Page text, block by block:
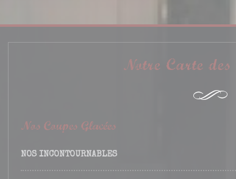
Notre Carte des
Nos Coupes Glacées
NOS INCONTOURNABLES